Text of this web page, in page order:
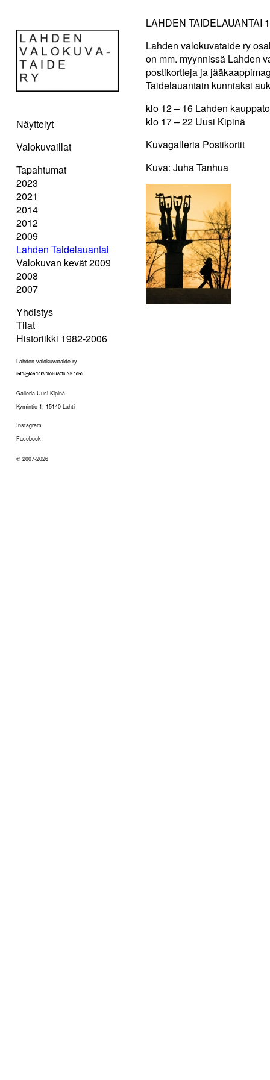
Näyttelyt
Valokuvaillat
Tapahtumat
2023
2021
2014
2012
2009
Lahden Taidelauantai
Valokuvan kevät 2009
2008
2007
Yhdistys
Tilat
Historiikki 1982-2006
Lahden valokuvataide ry
Galleria Uusi Kipinä
Kymintie 1, 15140 Lahti
Instagram
Facebook
© 2007-2026
LAHDEN TAIDELAUANTAI
Lahden valokuvataide ry
on mm. myynnissä Lahden
postikortteja ja
Taidelauantain kunniaksi
klo 12 – 16 Lahden
klo 17 – 22 Uusi Kipinä
Kuvagalleria Postikortit
Kuva: Juha Tanhua